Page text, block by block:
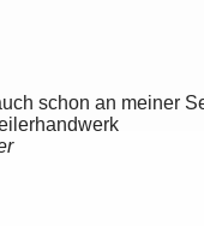
schon an meiner